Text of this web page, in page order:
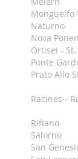
Naturno
Nova
Ortisei -
Ponte
Prato Allo
Racines -
Rifiano
Salorno
San